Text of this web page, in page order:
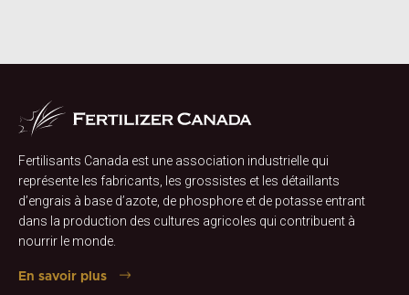
Fertilisants Canada est une association industrielle qui
représente les fabricants, les grossistes et les détaillants
d’engrais à base d’azote, de phosphore et de potasse entrant
dans la production des cultures agricoles qui contribuent à
nourrir le monde.
En savoir plus